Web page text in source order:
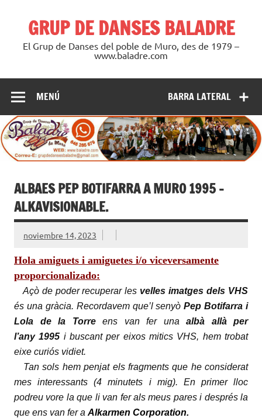
contenidoGRUP DE DANSES BALADRE
El Grup de Danses del poble de Muro, des de 1979 –
www.baladre.com
BARRA LATERAL
MENÚ
ALBAES PEP BOTIFARRA A MURO 1995 –
ALKAVISIONABLE.
noviembre 14, 2023
Hola amiguets i amiguetes i/o viceversamente
proporcionalizado:
Açò de poder recuperar les velles imatges dels VHS
és una gràcia. Recordavem que’l senyòPep Botifarra i
Lola de la Torre ens van fer una albà allà per
l’any 1995 i buscant per eixos mitics VHS, hem trobat
eixe curiós vidiet.
Tan sols hem penjat els fragments que he considerat
mes interessants (4 minutets i mig). En primer lloc
podreu vore la que li van fer als meus pares i després la
que ens van fer a Alkarmen Corporation.